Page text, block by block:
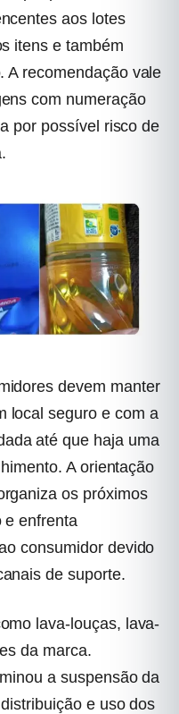
aos lotes
itens e também
A recomendação vale
com numeração
por possível risco de
devem manter
local seguro e com a
até que haja uma
A orientação
os próximos
e enfrenta
consumidor devido
de suporte.
lava-louças, lava-
da marca.
a suspensão da
e uso dos